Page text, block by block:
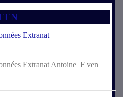
Extranat
Extranat Antoine_F ven